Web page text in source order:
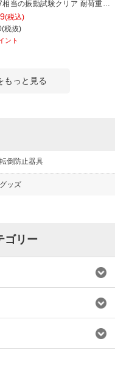
相当の振動試験クリア 耐荷重
(税込)
税抜)
ント
もっと見る
倒防止器具
ッズ
ゴリー